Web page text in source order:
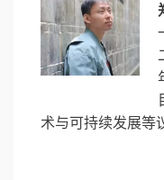
术与可持续发展等